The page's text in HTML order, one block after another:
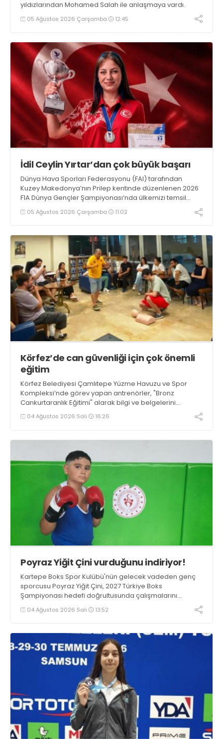
yıldızlarından Mohamed Salah ile anlaşmaya vardı.
05 Ağustos 2026 Çarşamba 12:45
İdil Ceylin Yırtar’dan çok büyük başarı
Dünya Hava Sporları Federasyonu (FAI) tarafından
Kuzey Makedonya’nın Prilep kentinde düzenlenen 2026
F1A Dünya Gençler Şampiyonası’nda ülkemizi temsil
eden millî sporcumuz İdil Ceylin YIRTAR, büyük bir
başarıya imza atarak Dünya ikincisi oldu.
05 Ağustos 2026 Çarşamba 11:02
Körfez’de can güvenliği için çok önemli
eğitim
Körfez Belediyesi Çamlıtepe Yüzme Havuzu ve Spor
Kompleksi’nde görev yapan antrenörler, "Bronz
Cankurtaranlık Eğitimi" alarak bilgi ve belgelerini
tazelediler.
04 Ağustos 2026 Salı 16:26
Poyraz Yiğit Çini vurduğunu indiriyor!
Kartepe Boks Spor Kulübü'nün gelecek vadeden genç
sporcusu Poyraz Yiğit Çini, 2027 Türkiye Boks
Şampiyonası hedefi doğrultusunda çalışmalarını
aralıksız sürdürüyor.
04 Ağustos 2026 Salı 13:52